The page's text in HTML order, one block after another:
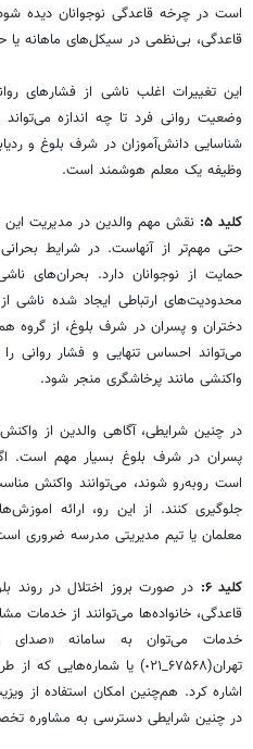
است در چرخه قاعدگی نوجوانان دیده
قاعدگی، بی‌نظمی در سیکل‌های ماهانه یا
این تغییرات اغلب ناشی از فشارهای
وضعیت روانی فرد تا چه اندازه می‌تواند
شناسایی دانش‌آموزان در شرف بلوغ و
وظیفه یک معلم هوشمند است.
کلید ۵:
نقش مهم والدین در مدیریت این
حتی مهم‌تر از آنهاست. در شرایط
حمایت از نوجوانان دارد. بحران‌های
محدودیت‌های ارتباطی ایجاد شده
دختران و پسران در شرف بلوغ، از گروه
می‌تواند احساس تنهایی و فشار روانی
واکنشی مانند پرخاشگری منجر شود.
در چنین شرایطی، آگاهی والدین از
پسران در شرف بلوغ بسیار مهم است.
است روبه‌رو شوند، می‌توانند واکنش
جلوگیری کنند. از این رو، ارائه
معلمان یا تیم مدیریتی مدرسه ضروری
کلید ۶:
در صورت بروز اختلال در روند
قاعدگی، خانواده‌ها می‌توانند از خدمات
خدمات می‌توان به سامانه «صدای
تهران(۶۷۵۶۸_٠۲۱) یا
اشاره کرد. هم‌چنین امکان استفاده از
در چنین شرایطی دسترسی به مشاوره